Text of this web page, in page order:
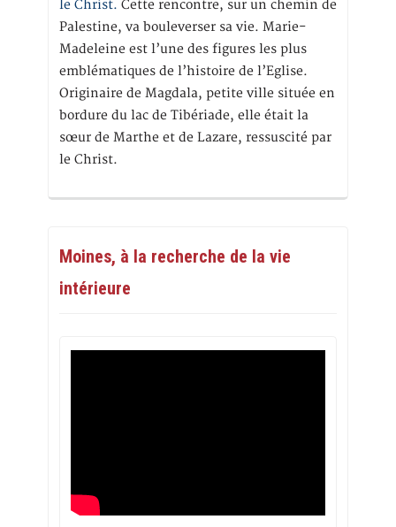
le Christ. Cette rencontre, sur un chemin de
Palestine, va bouleverser sa vie. Marie-
Madeleine est l’une des figures les plus
emblématiques de l’histoire de l’Eglise.
Originaire de Magdala, petite ville située en
bordure du lac de Tibériade, elle était la
sœur de Marthe et de Lazare, ressuscité par
le Christ.
Moines, à la recherche de la vie
intérieure